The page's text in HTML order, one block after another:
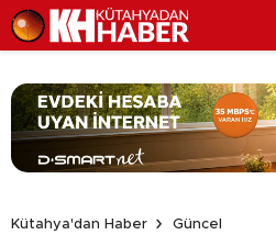
Kütahya'dan Haber
Güncel